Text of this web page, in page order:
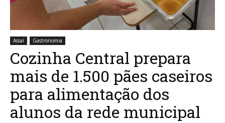
Assaí Gastronomia
Cozinha Central prepara
mais de 1.500 pães caseiros
para alimentação dos
alunos da rede municipal